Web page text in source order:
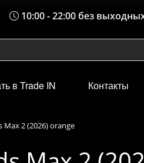
10:00 - 22:00 без
в Trade IN Контакты
2 (2026) orange